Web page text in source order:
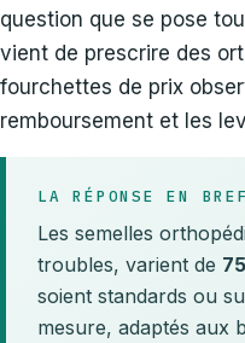
question que se pose
vient de prescrire des
fourchettes de prix
remboursement et les
LA RÉPONSE EN BREF
Les semelles
troubles, varient de
soient standards ou
mesure, adaptés aux